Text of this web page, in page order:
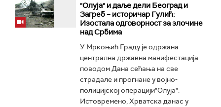
"Олуја" и даље дели Београд и
Загреб – историчар Гулић:
Изостала одговорност за злочине
над Србима
У Мркоњић Граду је одржана
централна државна манифестација
поводом Дана сећања на све
страдале и прогнане у војно-
полицијској операцији"Олуја".
Истовремено, Хрватска данас у